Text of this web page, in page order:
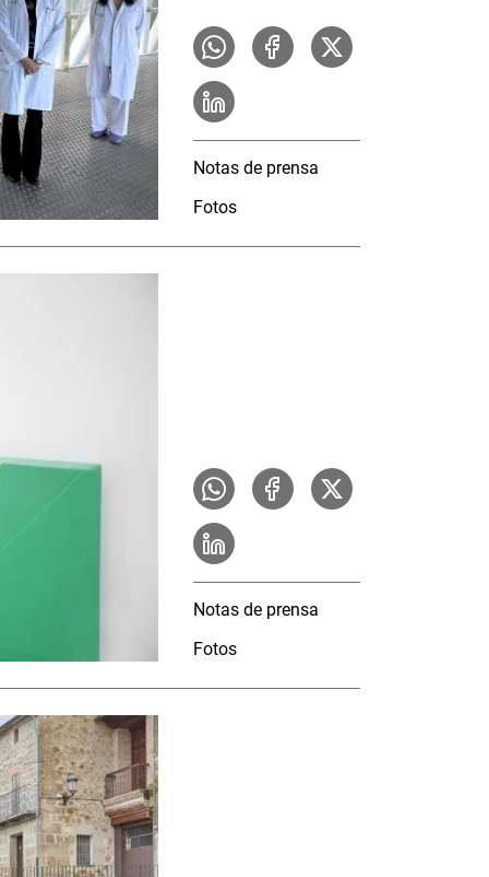
Notas de prensa
Fotos
Notas de prensa
Fotos